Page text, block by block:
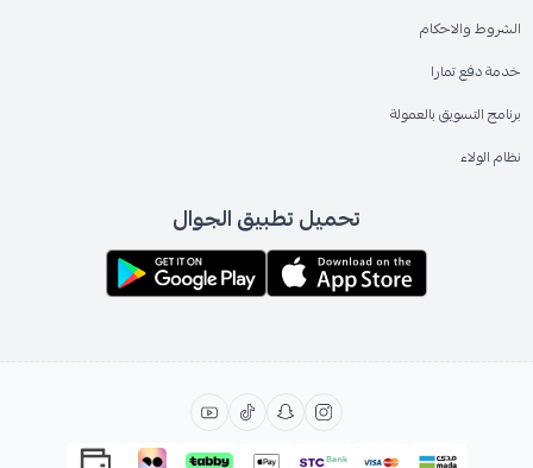
الشروط والاحكام
خدمة دفع تمارا
برنامج التسويق بالعمولة
نظام الولاء
تحميل تطبيق الجوال